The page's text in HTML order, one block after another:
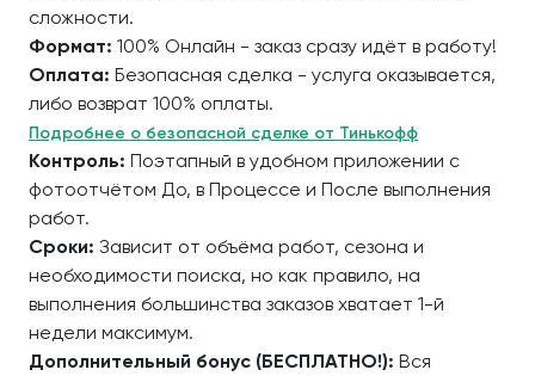
сложности.
Формат: 100% Онлайн - заказ сразу идёт в работу!
Оплата: Безопасная сделка - услуга оказывается,
либо возврат 100% оплаты.
Подробнее о безопасной сделке от Тинькофф
Контроль: Поэтапный в удобном приложении с
фотоотчётом До, в Процессе и После выполнения
работ.
Сроки: Зависит от объёма работ, сезона и
необходимости поиска, но как правило, на
выполнения большинства заказов хватает 1-й
недели максимум.
Дополнительный бонус (БЕСПЛАТНО!): Вся